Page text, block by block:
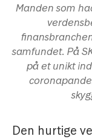
Manden som
samfundet. På
på et unikt
Den hurtige